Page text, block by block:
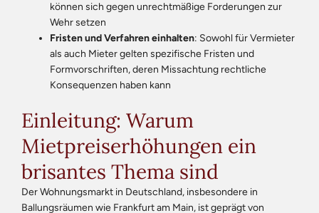
können sich gegen unrechtmäßige Forderungen zur
Wehr setzen
Fristen und Verfahren einhalten: Sowohl für Vermieter
als auch Mieter gelten spezifische Fristen und
Formvorschriften, deren Missachtung rechtliche
Konsequenzen haben kann
Einleitung: Warum
Mietpreiserhöhungen ein
brisantes Thema sind
Der Wohnungsmarkt in Deutschland, insbesondere in
Ballungsräumen wie Frankfurt am Main, ist geprägt von